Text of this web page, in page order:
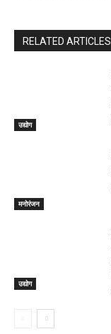
RELATED ARTICLES
उद्योग
मनोरंजन
उद्योग